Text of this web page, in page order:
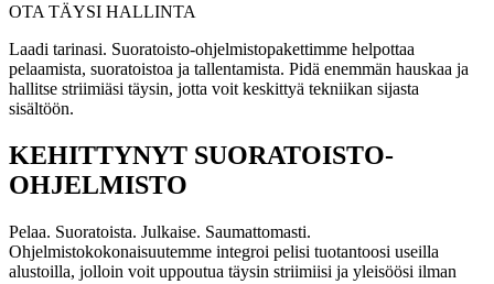
OTA TÄYSI HALLINTA
Laadi tarinasi. Suoratoisto-ohjelmistopakettimme helpottaa
pelaamista, suoratoistoa ja tallentamista. Pidä enemmän hauskaa ja
hallitse striimiäsi täysin, jotta voit keskittyä tekniikan sijasta
sisältöön.
KEHITTYNYT SUORATOISTO-
OHJELMISTO
Pelaa. Suoratoista. Julkaise. Saumattomasti.
Ohjelmistokokonaisuutemme integroi pelisi tuotantoosi useilla
alustoilla, jolloin voit uppoutua täysin striimiisi ja yleisöösi ilman